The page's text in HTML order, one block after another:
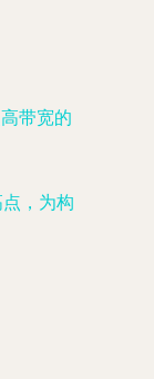
带宽的
，为构